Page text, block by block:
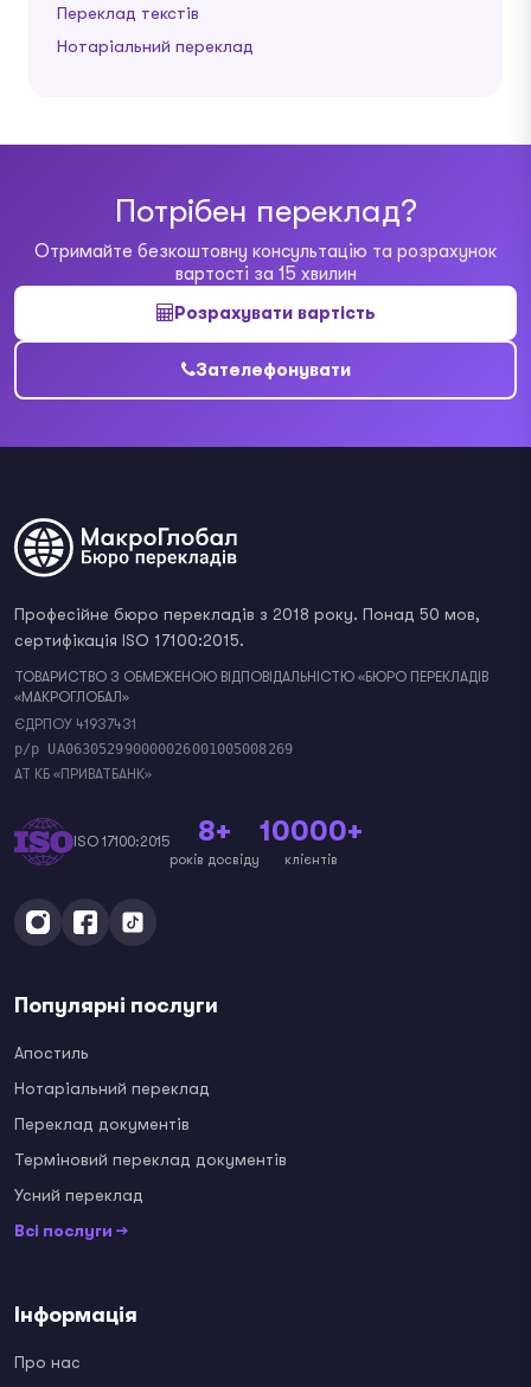
Переклад текстів
Нотаріальний переклад
Потрібен переклад?
Отримайте безкоштовну консультацію та розрахунок
вартості за 15 хвилин
Розрахувати вартість
Зателефонувати
Професійне бюро перекладів з 2018 року. Понад 50 мов,
сертифікація ISO 17100:2015.
ТОВАРИСТВО З ОБМЕЖЕНОЮ ВІДПОВІДАЛЬНІСТЮ «БЮРО ПЕРЕКЛАДІВ
«МАКРОГЛОБАЛ»
ЄДРПОУ 41937431
р/р UA063052990000026001005008269
АТ КБ «ПРИВАТБАНК»
ISO 17100:2015 8+
років досвіду
10000+
клієнтів
Популярні послуги
Апостиль
Нотаріальний переклад
Переклад документів
Терміновий переклад документів
Усний переклад
Всі послуги →
Інформація
Про нас